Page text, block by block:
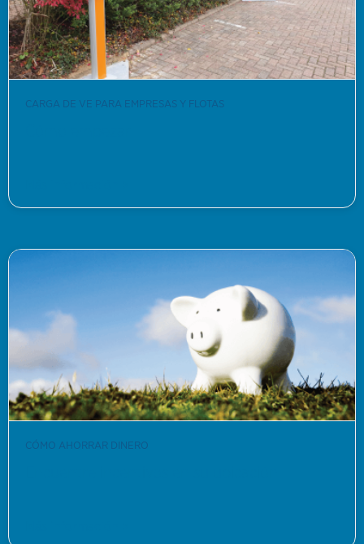
CARGA DE VE PARA EMPRESAS Y FLOTAS
CÓMO AHORRAR DINERO